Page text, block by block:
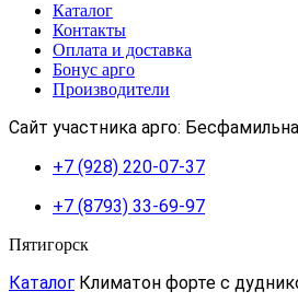
Каталог
Контакты
Оплата и доставка
Бонус арго
Производители
Сайт участника арго:
+7 (928) 220-07-37
+7 (8793) 33-69-97
Пятигорск
Каталог Климатон форте с